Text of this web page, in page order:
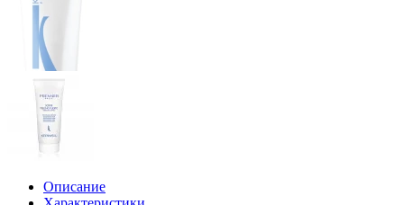
Описание